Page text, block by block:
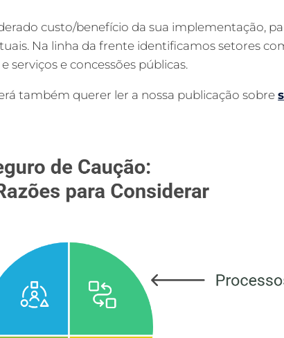
custo/benefício da sua implementação,
Na linha da frente identificamos setores
serviços e concessões públicas.
também querer ler a nossa publicação sobre